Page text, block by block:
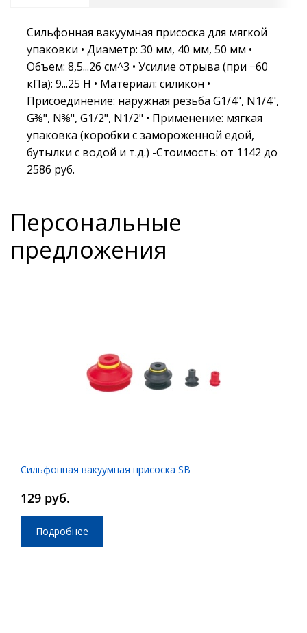
Сильфонная вакуумная присоска для мягкой
упаковки • Диаметр: 30 мм, 40 мм, 50 мм •
Объем: 8,5...26 см^3 • Усилие отрыва (при −60
кПа): 9...25 Н • Материал: силикон •
Присоединение: наружная резьба G1/4", N1/4",
G⅜", N⅜", G1/2", N1/2" • Применение: мягкая
упаковка (коробки с замороженной едой,
бутылки с водой и т.д.) -Стоимость: от 1142 до
2586 руб.
Персональные
предложения
Сильфонная вакуумная присоска SB
129 руб.
Подробнее